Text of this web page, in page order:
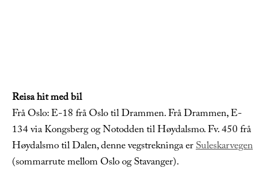
Reisa hit med bil
Frå Oslo: E-18 frå Oslo til Drammen. Frå Drammen, E-
134 via Kongsberg og Notodden til Høydalsmo. Fv. 450 frå
Høydalsmo til Dalen, denne vegstrekninga erSuleskarvegen
(sommarrute mellom Oslo og Stavanger).